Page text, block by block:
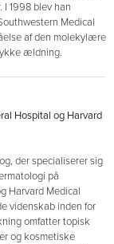
1998 blev han
Medical
af den molekylære
ældning.
Hospital og Harvard
der specialiserer sig
på
Harvard Medical
videnskab inden for
omfatter topisk
og kosmetiske